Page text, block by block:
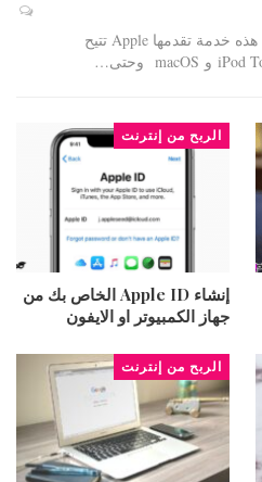
هل سمعت من قبل عن iCloud ؟ هذه خدمة تقدمها Apple تتيح
الربح من إنترنت
إنشاء Apple ID الخاص بك من
جهاز الكمبيوتر او الايفون
الربح من إنترنت